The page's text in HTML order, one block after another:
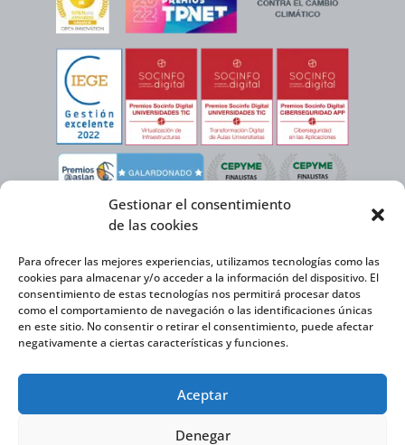
Gestionar el consentimiento
de las cookies
Para ofrecer las mejores experiencias, utilizamos tecnologías como las
cookies para almacenar y/o acceder a la información del dispositivo. El
consentimiento de estas tecnologías nos permitirá procesar datos
como el comportamiento de navegación o las identificaciones únicas
en este sitio. No consentir o retirar el consentimiento, puede afectar
negativamente a ciertas características y funciones.
Aceptar
Denegar
Instituto Español de Comercio Exterior y la cofinanciación del FEDER para
desarrollar su Plan de Expansión Internacional 2020-2025.